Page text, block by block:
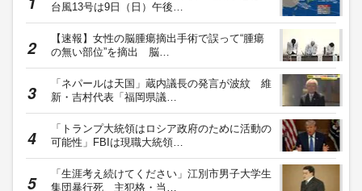
台風13号は9日（日）午後…
【速報】女性の脳腫瘍摘出手術で誤って“腫瘍
の無い部位”を摘出 脳…
「ネパールは天国」蔵内議長の発言が波紋 維
新・吉村代表「福岡県議…
「トランプ大統領はロシア政府のために活動の
可能性」FBIは現職大統領…
「生涯考え続けてください」江別市男子大学生
集団暴行死 主犯格・当…